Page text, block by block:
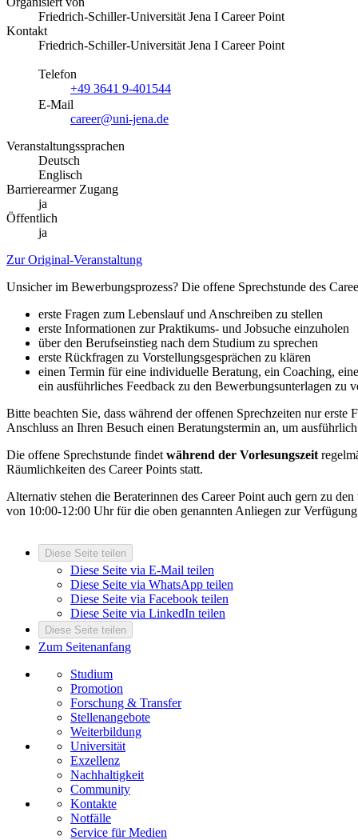
Friedrich-Schiller-Universität Jena I Career Point
Kontakt
Friedrich-Schiller-Universität Jena I Career Point
Telefon
+49 3641 9-401544
E-Mail
career@uni-jena.de
Veranstaltungssprachen
Deutsch
Englisch
Barrierearmer Zugang
ja
Öffentlich
ja
Zur Original-Veranstaltung
Unsicher im Bewerbungsprozess? Die offene Sprechstunde des
erste Fragen zum Lebenslauf und Anschreiben zu stellen
erste Informationen zur Praktikums- und Jobsuche einzuholen
über den Berufseinstieg nach dem Studium zu sprechen
erste Rückfragen zu Vorstellungsgesprächen zu klären
einen Termin für eine individuelle Beratung, ein Coaching,
ein ausführliches Feedback zu den Bewerbungsunterlagen zu
Bitte beachten Sie, dass während der offenen Sprechzeiten nur
Anschluss an Ihren Besuch einen Beratungstermin an, um
Die offene Sprechstunde findet während der Vorlesungszeit
Räumlichkeiten des Career Points statt.
Alternativ stehen die Beraterinnen des Career Point auch gern zu
von 10:00-12:00 Uhr für die oben genannten Anliegen zur
Diese Seite teilen
Diese Seite via E-Mail teilen
Diese Seite via WhatsApp teilen
Diese Seite via Facebook teilen
Diese Seite via LinkedIn teilen
Diese Seite teilen
Zum Seitenanfang
Studium
Promotion
Forschung & Transfer
Stellenangebote
Weiterbildung
Universität
Exzellenz
Nachhaltigkeit
Community
Kontakte
Notfälle
Service für Medien